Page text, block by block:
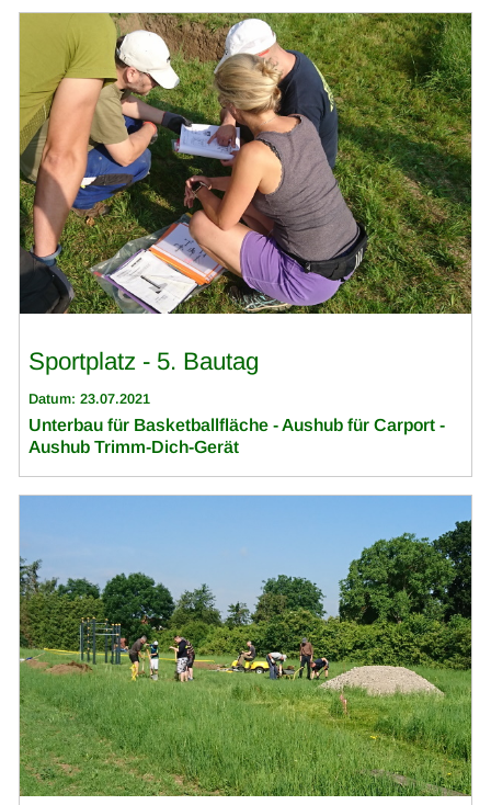
Sportplatz - 5. Bautag
Datum: 23.07.2021
Unterbau für Basketballfläche - Aushub für Carport -
Aushub Trimm-Dich-Gerät